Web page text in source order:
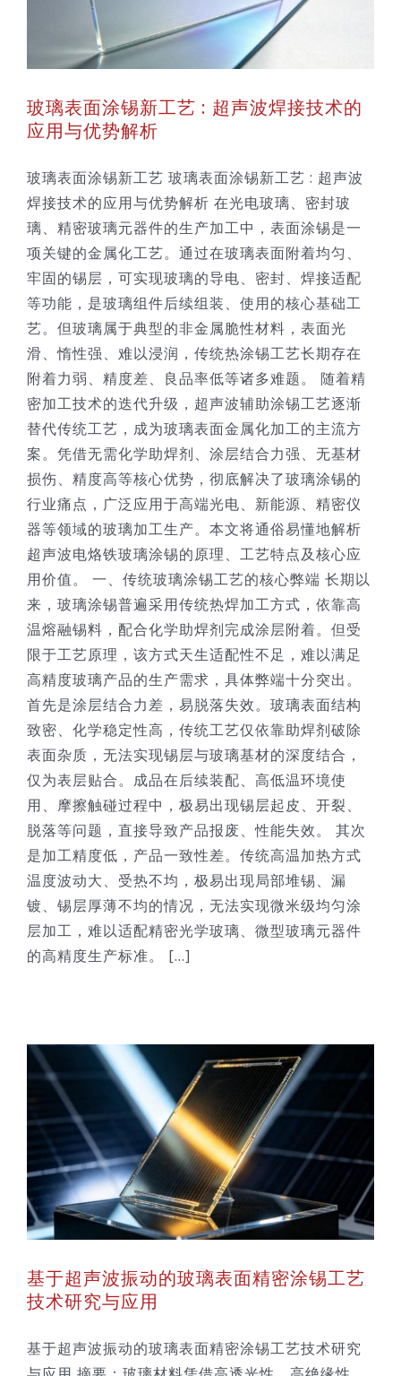
玻璃表面涂锡新工艺 : 超声波焊接技术的
应用与优势解析
玻璃表面涂锡新工艺 玻璃表面涂锡新工艺 : 超声波
焊接技术的应用与优势解析 在光电玻璃、密封玻
璃、精密玻璃元器件的生产加工中，表面涂锡是一
项关键的金属化工艺。通过在玻璃表面附着均匀、
牢固的锡层，可实现玻璃的导电、密封、焊接适配
等功能，是玻璃组件后续组装、使用的核心基础工
艺。但玻璃属于典型的非金属脆性材料，表面光
滑、惰性强、难以浸润，传统热涂锡工艺长期存在
附着力弱、精度差、良品率低等诸多难题。 随着精
密加工技术的迭代升级，超声波辅助涂锡工艺逐渐
替代传统工艺，成为玻璃表面金属化加工的主流方
案。凭借无需化学助焊剂、涂层结合力强、无基材
损伤、精度高等核心优势，彻底解决了玻璃涂锡的
行业痛点，广泛应用于高端光电、新能源、精密仪
器等领域的玻璃加工生产。本文将通俗易懂地解析
超声波电烙铁玻璃涂锡的原理、工艺特点及核心应
用价值。 一、传统玻璃涂锡工艺的核心弊端 长期以
来，玻璃涂锡普遍采用传统热焊加工方式，依靠高
温熔融锡料，配合化学助焊剂完成涂层附着。但受
限于工艺原理，该方式天生适配性不足，难以满足
高精度玻璃产品的生产需求，具体弊端十分突出。
首先是涂层结合力差，易脱落失效。玻璃表面结构
致密、化学稳定性高，传统工艺仅依靠助焊剂破除
表面杂质，无法实现锡层与玻璃基材的深度结合，
仅为表层贴合。成品在后续装配、高低温环境使
用、摩擦触碰过程中，极易出现锡层起皮、开裂、
脱落等问题，直接导致产品报废、性能失效。 其次
是加工精度低，产品一致性差。传统高温加热方式
温度波动大、受热不均，极易出现局部堆锡、漏
镀、锡层厚薄不均的情况，无法实现微米级均匀涂
层加工，难以适配精密光学玻璃、微型玻璃元器件
的高精度生产标准。 [...]
基于超声波振动的玻璃表面精密涂锡工艺
技术研究与应用
基于超声波振动的玻璃表面精密涂锡工艺技术研究